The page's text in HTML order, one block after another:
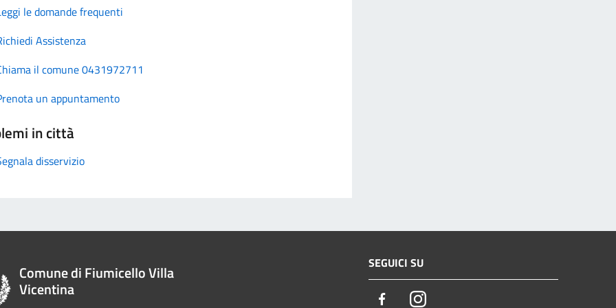
le domande frequenti
Assistenza
il comune 0431972711
un appuntamento
in città
disservizio
Comune di Fiumicello Villa
Vicentina
SEGUICI SU
FacebookInstagram